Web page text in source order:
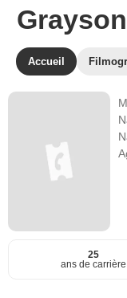
Accueil
25
ans de carrière